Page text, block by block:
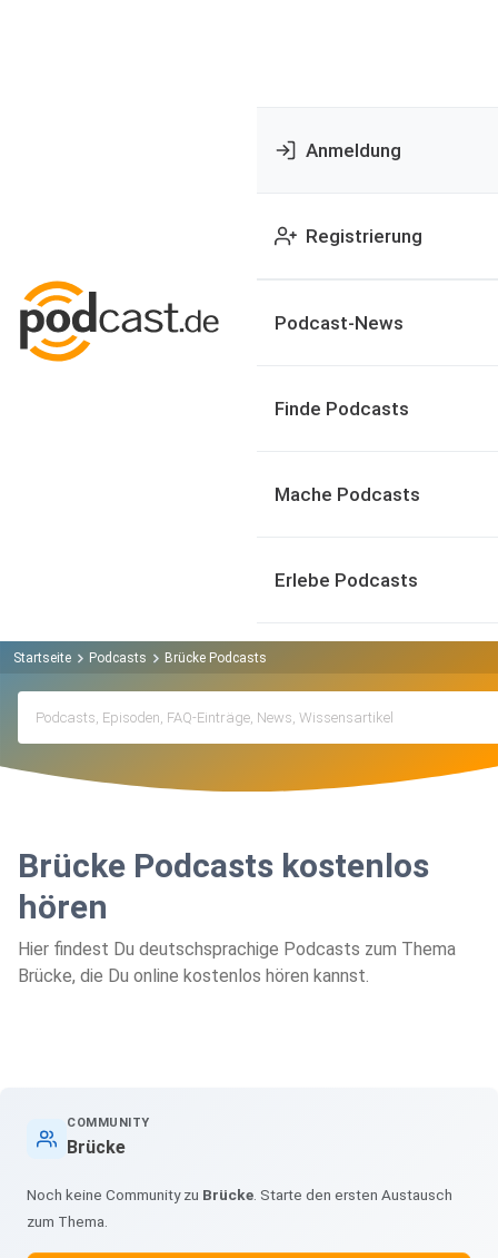
Anmeldung
Registrierung
Podcast-News
Finde Podcasts
Mache Podcasts
Erlebe Podcasts
Startseite Podcasts Brücke Podcasts
Brücke Podcasts kostenlos
hören
Hier findest Du deutschsprachige Podcasts zum Thema
Brücke, die Du online kostenlos hören kannst.
COMMUNITY
Brücke
Noch keine Community zu Brücke . Starte den ersten Austausch
zum Thema.